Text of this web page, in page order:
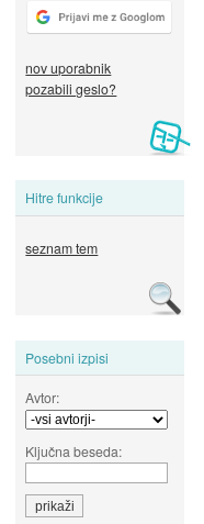
nov uporabnik
pozabili geslo?
Hitre funkcije
seznam tem
Posebni izpisi
Avtor:
Ključna beseda: